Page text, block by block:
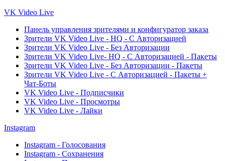
VK Video Live
Панель управления зрителями и конфигуратор заказа
Зрители VK Video Live - HQ - С Авторизацией
Зрители VK Video Live - Без Авторизации
Зрители VK Video Live- HQ - С Авторизацией - Пакеты
Зрители VK Video Live - Без Авторизации - Пакеты
Зрители VK Video Live - С Авторизацией - Пакеты +
Чат-Боты
VK Video Live - Подписчики
VK Video Live - Просмотры
VK Video Live - Лайки
Instagram
Instagram - Голосования
Instagram - Сохранения